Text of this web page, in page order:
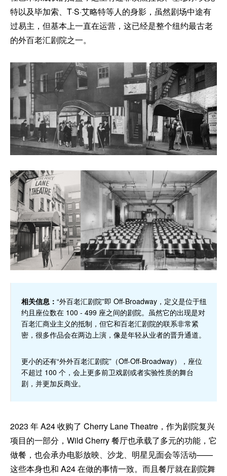
特以及毕加索、T·S·艾略特等人的身影，虽然剧场中途有
过易主，但基本上一直在运营，这已经是整个纽约最古老
的外百老汇剧院之一。
相关信息： “外百老汇剧院”即 Off-Broadway，定义是位于纽
约且座位数在 100 - 499 座之间的剧院。虽然它的出现是对
百老汇商业主义的抵制，但它和百老汇剧院的联系非常紧
密，很多作品会在两边上演，像是年轻从业者的晋升通道。
更小的还有“外外百老汇剧院”（Off-Off-Broadway），座位
不超过 100 个，会上更多前卫戏剧或者实验性质的舞台
剧，并更加反商业。
2023 年 A24 收购了 Cherry Lane Theatre，作为剧院复兴
项目的一部分，Wild Cherry 餐厅也承载了多元的功能，它
做餐，也会承办电影放映、沙龙、明星见面会等活动——
这些本身也和 A24 在做的事情一致。而且餐厅就在剧院舞